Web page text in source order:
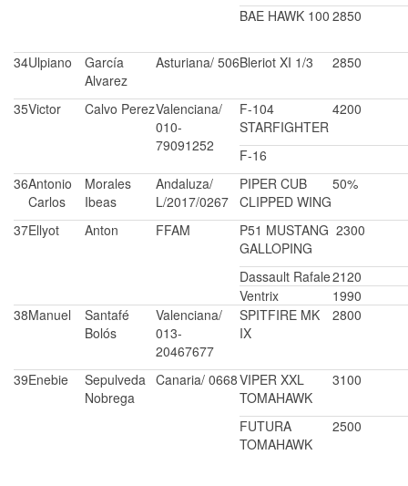
BAE HAWK 100 2850
34Ulpiano
García
Alvarez
Asturiana/ 506Bleriot XI 1/3 2850
35Victor Calvo PerezValenciana/
010-
79091252
F-104
STARFIGHTER
4200
F-16
36Antonio
Carlos
Morales
Ibeas
Andaluza/
L/2017/0267
PIPER CUB
CLIPPED WING
50%
37Ellyot Anton FFAM
P51 MUSTANG
GALLOPING
2300
Dassault Rafale2120
Ventrix
1990
38Manuel
Santafé
Bolós
Valenciana/
013-
20467677
SPITFIRE MK
IX
2800
39Enebie
Sepulveda
Nobrega
Canaria/ 0668VIPER XXL
TOMAHAWK
3100
FUTURA
TOMAHAWK
2500